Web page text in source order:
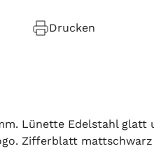
Drucken
Lünette Edelstahl
Zifferblatt